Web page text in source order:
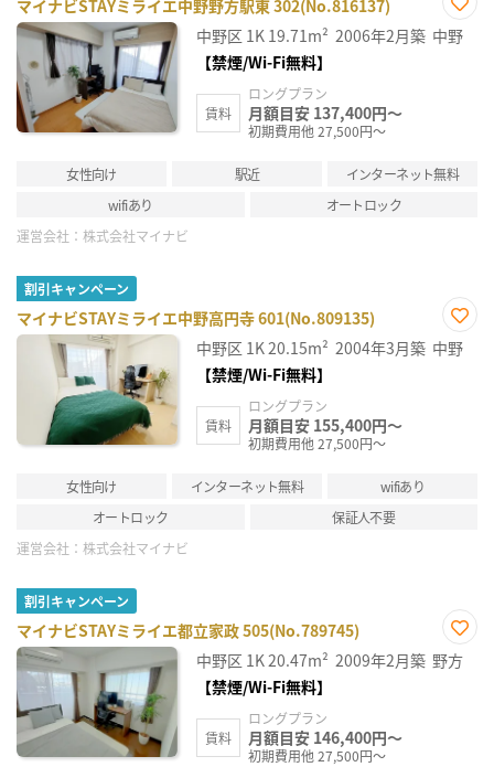
マイナビSTAYミライエ中野野方駅東 302(No.816137)
お気
に入
中野区 1K 19.71m² 2006年2月築 中野
【禁煙/Wi-Fi無料】
賃料
ロングプラン
月額目安 137,400円～
初期費用他 27,500円～
女性向け 駅近
インターネット無料
wifiあり
オートロック
運営会社： 株式会社マイナビ
割引キャンペーン
マイナビSTAYミライエ中野高円寺 601(No.809135)
お気
に入
中野区 1K20.15m² 2004年3月築 中野
【禁煙/Wi-Fi無料】
賃料
ロングプラン
月額目安 155,400円～
初期費用他 27,500円～
女性向け インターネット無料
wifiあり
オートロック
保証人不要
運営会社： 株式会社マイナビ
割引キャンペーン
マイナビSTAYミライエ都立家政 505(No.789745)
お気
に入
中野区 1K20.47m² 2009年2月築 野方
【禁煙/Wi-Fi無料】
賃料
ロングプラン
月額目安 146,400円～
初期費用他 27,500円～